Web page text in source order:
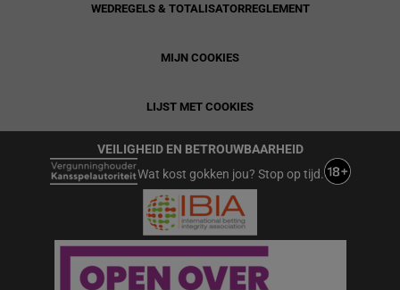
WEDREGELS & TOTALISATORREGLEMENT
MIJN COOKIES
LIJST MET COOKIES
VEILIGHEID EN BETROUWBAARHEID
Wat kost gokken jou? Stop op tijd.